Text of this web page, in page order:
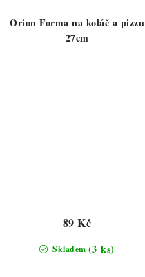
Orion Forma na koláč a pizzu
27cm
Skladem (3 ks)
89 Kč